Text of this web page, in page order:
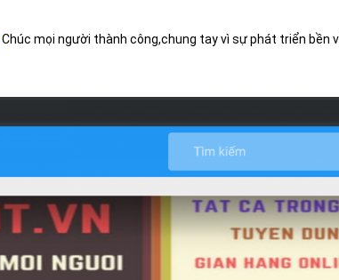
Chúc mọi người thành công,chung tay vì sự phát triển bền